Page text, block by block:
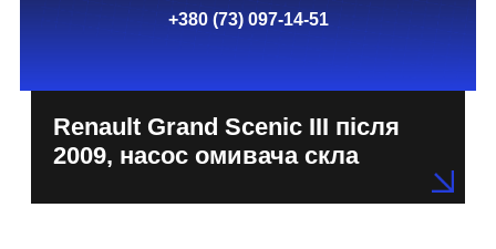
+380 (73) 097-14-51
Renault Grand Scenic III після
2009, насос омивача скла